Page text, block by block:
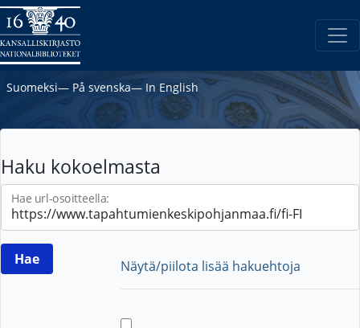
Suomeksi― På svenska― In English
Haku kokoelmasta
Hae url-osoitteella:
Näytä/piilota lisää hakuehtoja